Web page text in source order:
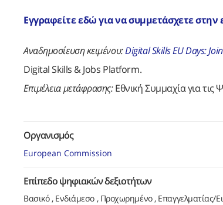
Εγγραφείτε εδώ για να συμμετάσχετε
Αναδημοσίευση κειμένου:Digital Skills EU Days:
Digital Skills & Jobs Platform.
Επιμέλεια μετάφρασης:Εθνική Συμμαχία για τις
Οργανισμός
European Commission
Επίπεδο ψηφιακών δεξιοτήτων
Βασικό Ενδιάμεσο Προχωρημένο Επαγγελματίας/